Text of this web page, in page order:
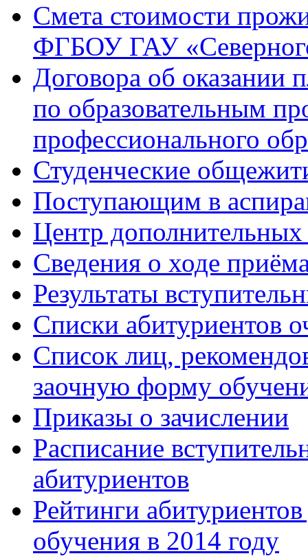
Смета стоимости
ФГБОУ ГАУ
Договора об оказании
по образовательным
профессионального
Студенческие
Поступающим в
Центр дополнительных
Сведения о ходе
Результаты
Списки абитуриентов
Список лиц,
заочную форму
Приказы о зачислении
Расписание
абитуриентов
Рейтинги
обучения в 2014 году